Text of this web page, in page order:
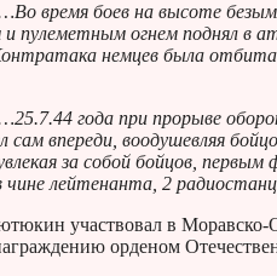
время боев на высоте
огнем поднял в
немцев была
года при прорыве
впереди, воодушевляя
за собой бойцов, первым
чине лейтенанта, 2
участвовал в
орденом